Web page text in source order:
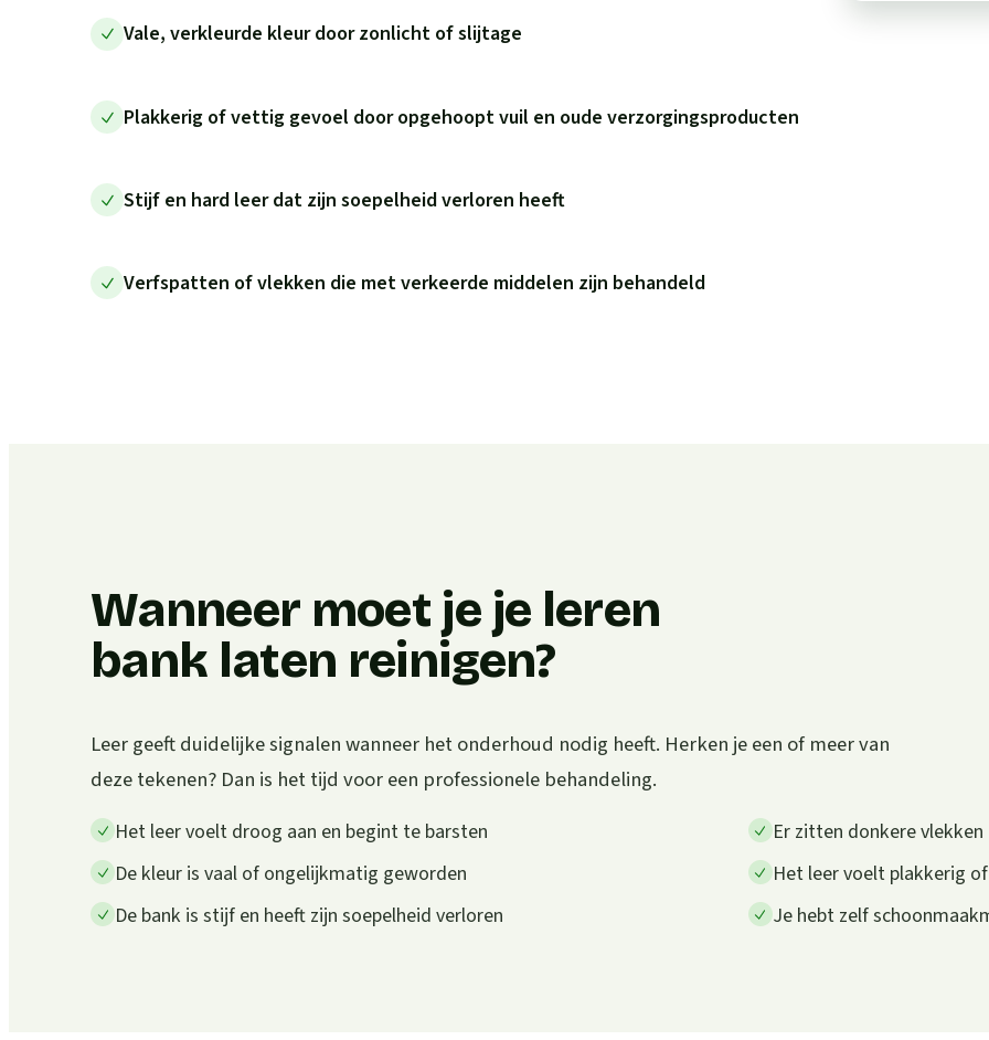
Vale, verkleurde kleur door zonlicht of slijtage
Plakkerig of vettig gevoel door opgehoopt vuil en oude verzorgingsproducten
Stijf en hard leer dat zijn soepelheid verloren heeft
Verfspatten of vlekken die met verkeerde middelen zijn behandeld
Wanneer moet je je leren
bank laten reinigen?
Leer geeft duidelijke signalen wanneer het onderhoud nodig heeft. Herken je een of meer van
deze tekenen? Dan is het tijd voor een professionele behandeling.
Het leer voelt droog aan en begint te barsten
Er zitten donkere
De kleur is vaal of ongelijkmatig geworden
Het leer voelt plakkerig
De bank is stijf en heeft zijn soepelheid verloren
Je hebt zelf